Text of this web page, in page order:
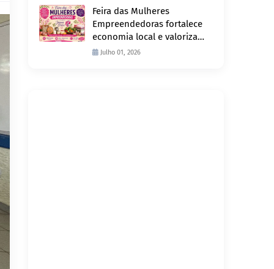
Feira das Mulheres
Empreendedoras fortalece
economia local e valoriza
produção feminina no
Julho 01, 2026